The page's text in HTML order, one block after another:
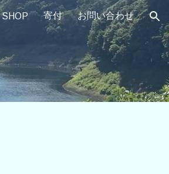
SHOP 寄付 お問い合わせ